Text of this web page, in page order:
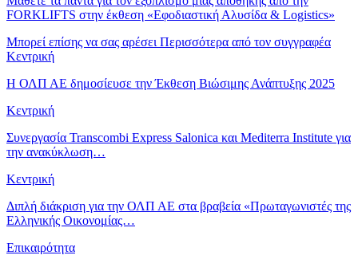
FORKLIFTS στην έκθεση «Εφοδιαστική Αλυσίδα & Logistics»
Μπορεί επίσης να σας αρέσει Περισσότερα από τον συγγραφέα
Κεντρική
Η ΟΛΠ ΑΕ δημοσίευσε την Έκθεση Βιώσιμης Ανάπτυξης 2025
Κεντρική
Συνεργασία Transcombi Express Salonica και Mediterra Institute για
την ανακύκλωση…
Κεντρική
Διπλή διάκριση για την ΟΛΠ ΑΕ στα βραβεία «Πρωταγωνιστές της
Ελληνικής Οικονομίας…
Επικαιρότητα